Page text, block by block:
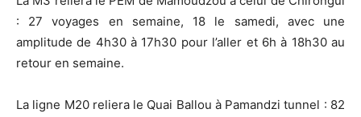
: 27 voyages en semaine, 18 le samedi, avec une
amplitude de 4h30 à 17h30 pour l’aller et 6h à 18h30 au
retour en semaine.
La ligne M20 reliera le Quai Ballou à Pamandzi tunnel : 82